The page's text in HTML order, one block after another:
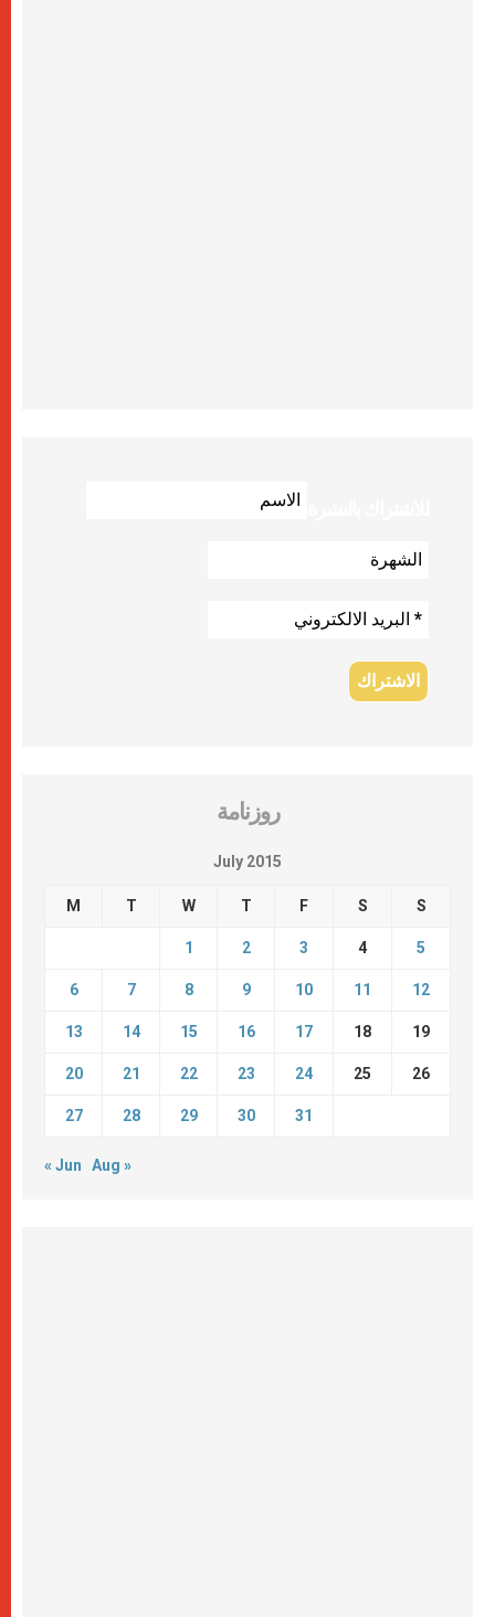
روزنامة
July 2015
M T W T F S S
1 2 3 4 5
6 7 8 9 10 11 12
13 14 15 16 17 18 19
20 21 22 23 24 25 26
27 28 29 30 31
« Jun Aug »